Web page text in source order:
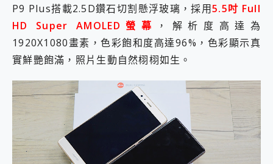
P9 Plus搭載2.5D鑽石切割懸浮玻璃，採用5.5吋 Full
HD Super AMOLED螢幕
，解析度高達為
1920X1080畫素，色彩飽和度高達96%，色彩顯示真
實鮮艷飽滿，照片生動自然栩栩如生。